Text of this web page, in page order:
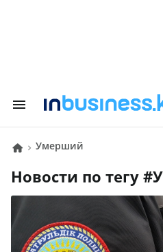
Умерший
Новости по тегу #